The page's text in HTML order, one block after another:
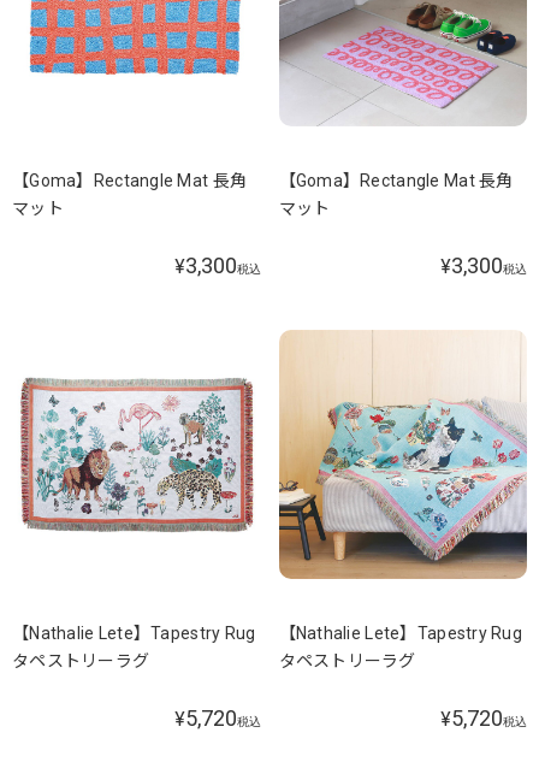
【Goma】Rectangle Mat 長角
マット
¥3,300税込
【Goma】Rectangle Mat 長角
マット
¥3,300税込
【Nathalie Lete】Tapestry Rug
タペストリーラグ
¥5,720税込
【Nathalie Lete】Tapestry Rug
タペストリーラグ
¥5,720税込